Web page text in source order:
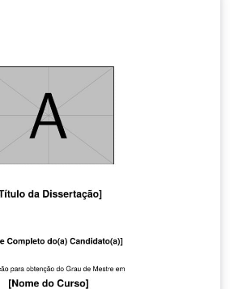
or Portuguese), as well as
be written. Please view
file.